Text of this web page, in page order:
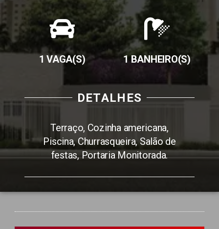
1 VAGA(S) 1 BANHEIRO(S)
DETALHES
Terraço, Cozinha americana,
Piscina, Churrasqueira, Salão de
festas, Portaria Monitorada.